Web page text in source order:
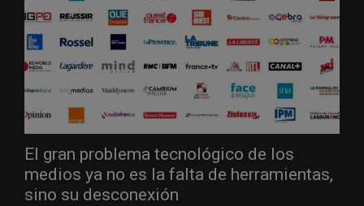
El gran problema tecnológico de los
medios ya no es la falta de herramientas,
sino su desconexión